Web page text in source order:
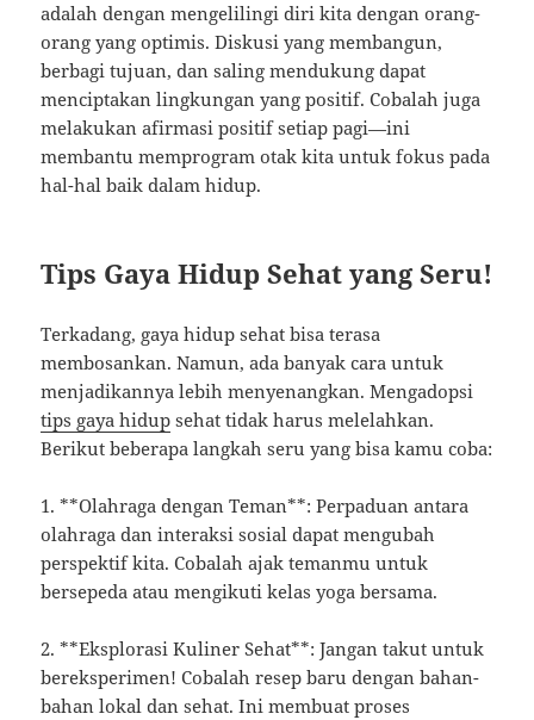
adalah dengan mengelilingi diri kita dengan orang-
orang yang optimis. Diskusi yang membangun,
berbagi tujuan, dan saling mendukung dapat
menciptakan lingkungan yang positif. Cobalah juga
melakukan afirmasi positif setiap pagi—ini
membantu memprogram otak kita untuk fokus pada
hal-hal baik dalam hidup.
Tips Gaya Hidup Sehat yang Seru!
Terkadang, gaya hidup sehat bisa terasa
membosankan. Namun, ada banyak cara untuk
menjadikannya lebih menyenangkan. Mengadopsi
tips gaya hidup sehat tidak harus melelahkan.
Berikut beberapa langkah seru yang bisa kamu coba:
1. **Olahraga dengan Teman**: Perpaduan antara
olahraga dan interaksi sosial dapat mengubah
perspektif kita. Cobalah ajak temanmu untuk
bersepeda atau mengikuti kelas yoga bersama.
2. **Eksplorasi Kuliner Sehat**: Jangan takut untuk
bereksperimen! Cobalah resep baru dengan bahan-
bahan lokal dan sehat. Ini membuat proses